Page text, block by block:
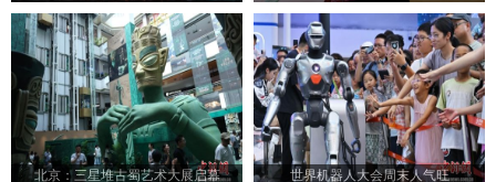
23对选手赛场尽展舞姿
北京：三星堆古蜀艺术大展启幕 世界机器人大会周末人气旺